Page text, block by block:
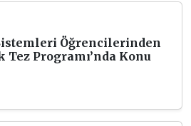
Öğrencilerinden
Tez Programı’nda Konu